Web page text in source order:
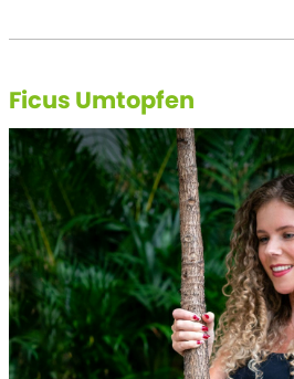
Ficus Umtopfen